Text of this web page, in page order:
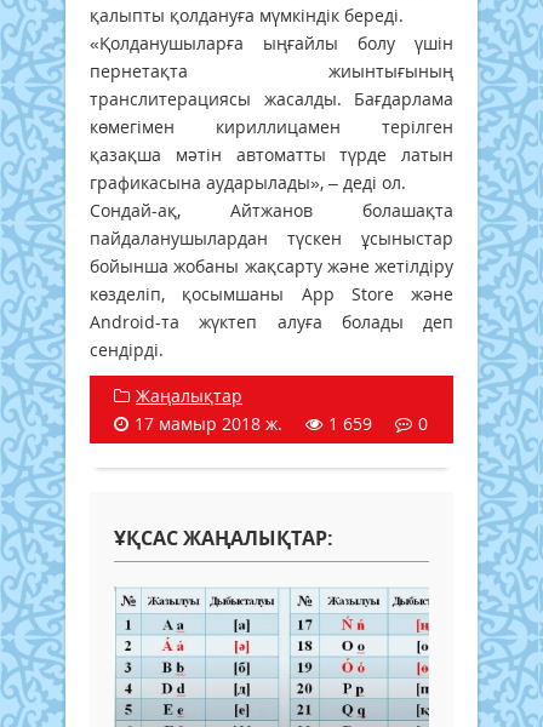
қалыпты қолдануға мүмкіндік береді.
«Қолданушыларға ыңғайлы болу үшін
пернетақта жиынтығының
транслитерациясы жасалды. Бағдарлама
көмегімен кириллицамен терілген
қазақша мәтін автоматты түрде латын
графикасына аударылады», – деді ол.
Сондай-ақ, Айтжанов болашақта
пайдаланушылардан түскен ұсыныстар
бойынша жобаны жақсарту және жетілдіру
көзделіп, қосымшаны App Store және
Android-та жүктеп алуға болады деп
сендірді.
Жаңалықтар
17 мамыр 2018 ж.
1 659 0
ҰҚСАС ЖАҢАЛЫҚТАР: